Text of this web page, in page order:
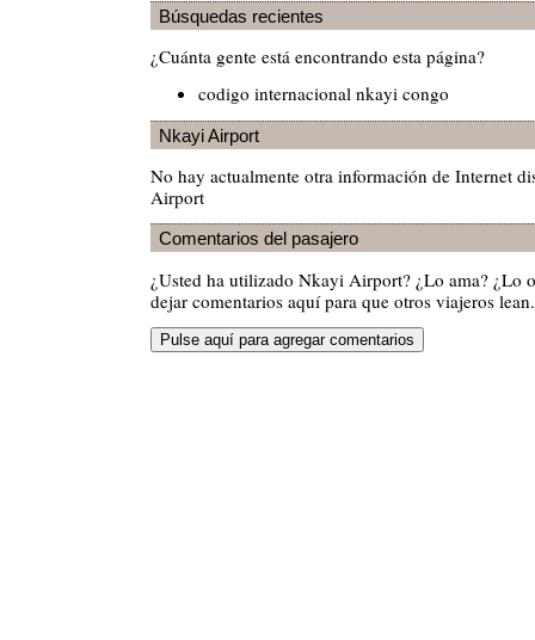
Búsquedas recientes
¿Cuánta gente está encontrando esta página?
codigo internacional nkayi congo
Nkayi Airport
No hay actualmente otra información de Internet
Airport
Comentarios del pasajero
¿Usted ha utilizado Nkayi Airport? ¿Lo ama? ¿Lo
dejar comentarios aquí para que otros viajeros lean.